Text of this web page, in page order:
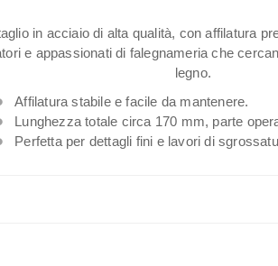
scultura
quantità
in acciaio di alta qualità, con affilatura
e appassionati di falegnameria che
legno.
Affilatura stabile e facile da mantenere.
Lunghezza totale circa 170 mm, parte
Perfetta per dettagli fini e lavori di